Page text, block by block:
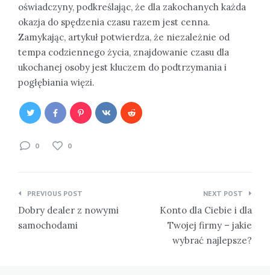
oświadczyny, podkreślając, że dla zakochanych każda
okazja do spędzenia czasu razem jest cenna.
Zamykając, artykuł potwierdza, że niezależnie od
tempa codziennego życia, znajdowanie czasu dla
ukochanej osoby jest kluczem do podtrzymania i
pogłębiania więzi.
0 0
Nawigacja
wpisu
PREVIOUS POST
Dobry dealer z nowymi
samochodami
NEXT POST
Konto dla Ciebie i dla
Twojej firmy – jakie
wybrać najlepsze?